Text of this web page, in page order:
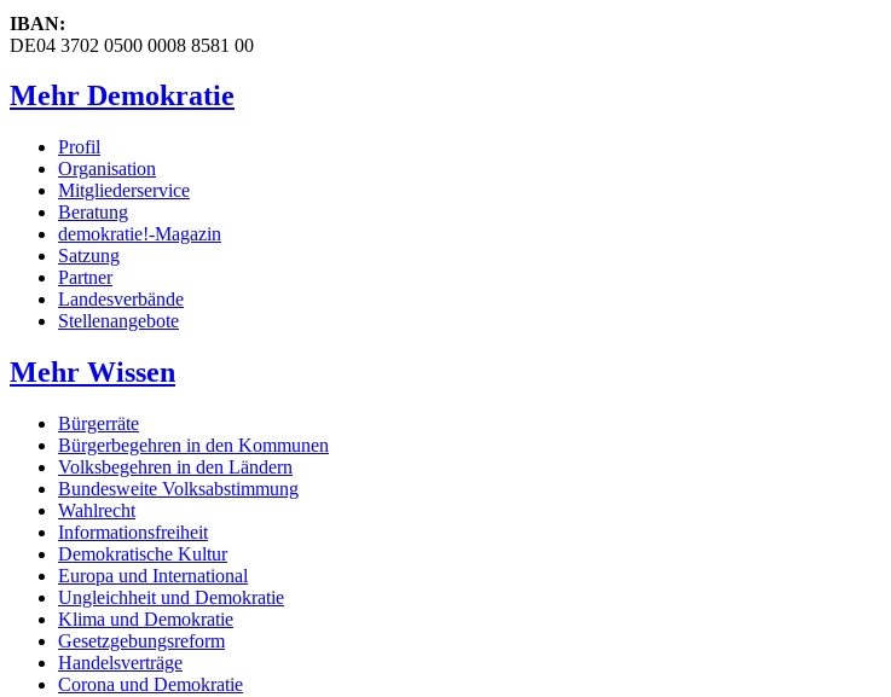
IBAN:
DE04 3702 0500 0008 8581 00
Mehr Demokratie
Profil
Organisation
Mitgliederservice
Beratung
demokratie!-Magazin
Satzung
Partner
Landesverbände
Stellenangebote
Mehr Wissen
Bürgerräte
Bürgerbegehren in den Kommunen
Volksbegehren in den Ländern
Bundesweite Volksabstimmung
Wahlrecht
Informationsfreiheit
Demokratische Kultur
Europa und International
Ungleichheit und Demokratie
Klima und Demokratie
Gesetzgebungsreform
Handelsverträge
Corona und Demokratie